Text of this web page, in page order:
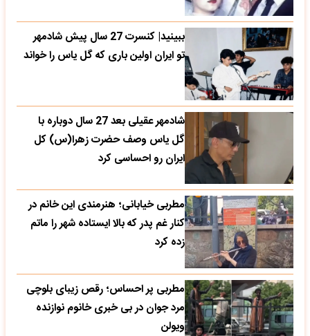
ببینید| کنسرت 27 سال پیش شادمهر
تو ایران اولین باری که گل یاس را خواند
شادمهر عقیلی بعد 27 سال دوباره با
گل یاس وصف حضرت زهرا(س) کل
ایران رو احساسی کرد
مطربی خیابانی؛ هنرمندی این خانم در
کنار غم پدر که بالا ایستاده شهر را ماتم
زده کرد
مطربی پر احساس؛ رقص زیبای بلوچی
مرد جوان در بی خبری خانوم نوازنده
ویولن